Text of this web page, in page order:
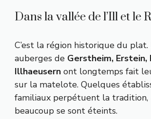
Dans la vallée de l’Ill et le
C’est la région historique du plat.
auberges de Gerstheim, Erstein,
Illhaeusern ont longtemps fait
sur la matelote. Quelques
familiaux perpétuent la tradition,
beaucoup se sont éteints.